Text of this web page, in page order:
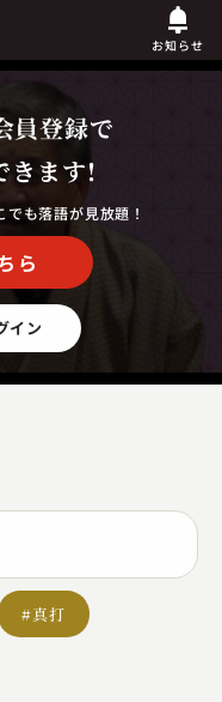
お知らせ
員登録で
きます!
も落語が見放題！
ら
イン
#真打